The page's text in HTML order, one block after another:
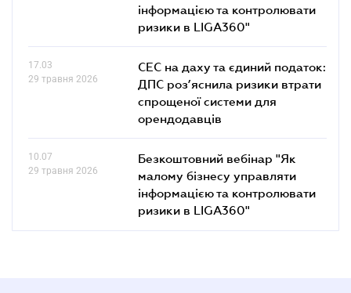
інформацією та контролювати
ризики в LIGA360"
17.03
29 травня 2026
СЕС на даху та єдиний податок:
ДПС роз’яснила ризики втрати
спрощеної системи для
орендодавців
10.07
29 травня 2026
Безкоштовний вебінар "Як
малому бізнесу управляти
інформацією та контролювати
ризики в LIGA360"